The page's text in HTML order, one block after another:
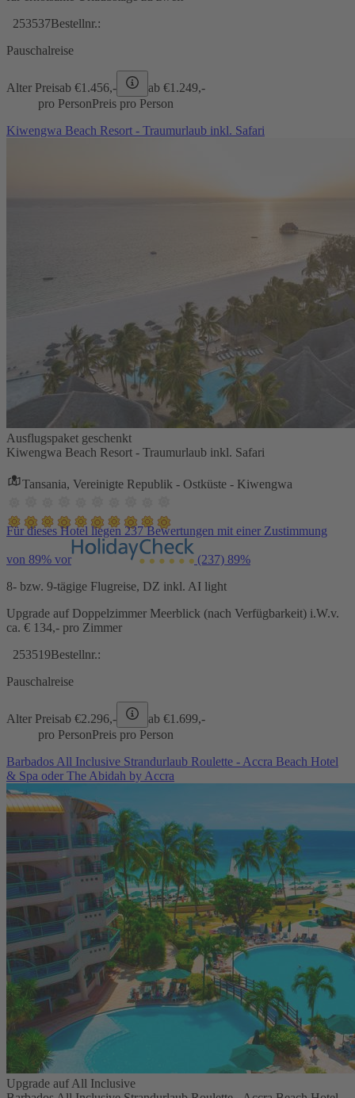
253537Bestellnr.:
Pauschalreise
Alter Preisab €1.456,- ab €1.249,-
pro PersonPreis pro Person
Kiwengwa Beach Resort - Traumurlaub inkl. Safari
Ausflugspaket geschenkt
Kiwengwa Beach Resort - Traumurlaub inkl. Safari
Tansania, Vereinigte Republik - Ostküste - Kiwengwa
Für dieses Hotel liegen 237 Bewertungen mit einer Zustimmung
von 89% vor (237) 89%
8- bzw. 9-tägige Flugreise, DZ inkl. AI light
Upgrade auf Doppelzimmer Meerblick (nach Verfügbarkeit) i.W.v.
ca. € 134,- pro Zimmer
253519Bestellnr.:
Pauschalreise
Alter Preisab €2.296,- ab €1.699,-
pro PersonPreis pro Person
Barbados All Inclusive Strandurlaub Roulette - Accra Beach Hotel
& Spa oder The Abidah by Accra
Upgrade auf All Inclusive